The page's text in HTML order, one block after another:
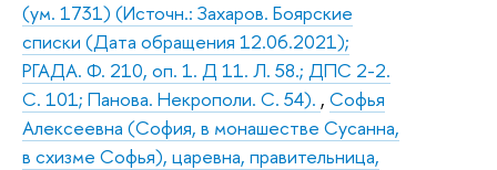
(ум. 1731) (Источн.: Захаров. Боярские
списки (Дата обращения 12.06.2021);
РГАДА. Ф. 210, оп. 1. Д 11. Л. 58.; ДПС 2-2.
С. 101; Панова. Некрополи. С. 54). , Софья
Алексеевна (София, в монашестве Сусанна,
в схизме Софья), царевна, правительница,